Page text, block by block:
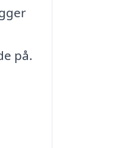
på.